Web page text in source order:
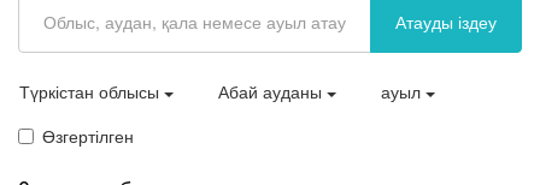
Атауды іздеу
Түркістан облысы Абай ауданы
ауыл
Өзгертілген